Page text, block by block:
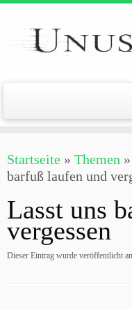
Zum
springen
Startseite » Themen »
barfuß laufen und
Lasst uns
vergessen
Dieser Eintrag wurde veröffentlicht